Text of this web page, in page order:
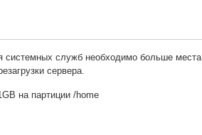
системных служб необходимо больше места
сервера.
на партиции /home